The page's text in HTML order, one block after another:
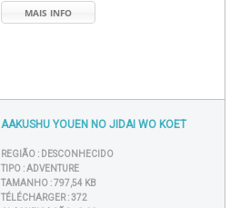
MAIS INFO
AAKUSHU YOUEN NO JIDAI WO KOET
REGIÃO : DESCONHECIDO
TIPO :ADVENTURE
TAMANHO :797,54 KB
TÉLÉCHARGER :372